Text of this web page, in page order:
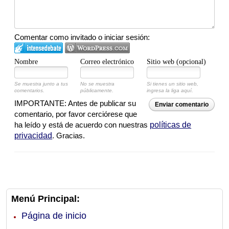
Comentar como invitado o iniciar sesión:
Nombre Correo electrónico Sitio web (opcional)
Se muestra junto a tus
comentarios.
No se muestra
públicamente.
Si tienes un sitio web,
ingresa la liga aquí.
Enviar comentario
IMPORTANTE: Antes de publicar su
comentario, por favor cerciórese que
ha leído y está de acuerdo con nuestras políticas de
privacidad. Gracias.
Menú Principal:
Página de inicio